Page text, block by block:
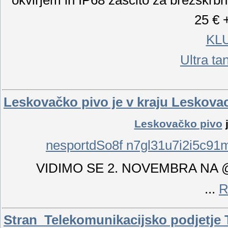
25 €
Ultra
Leskovačko pivo je v kraju
Leskovačko pivo
nesportdSo8f
VIDIMO SE 2. NOVEMBRA NA
...
Stran Telekomunikacijsko podjetje